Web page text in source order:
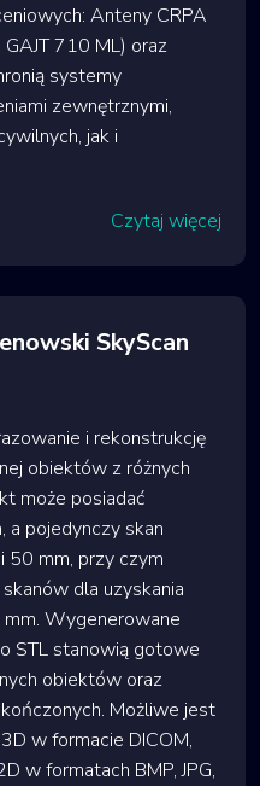
Anteny CRPA
710 ML) oraz
systemy
zewnętrznymi,
jak i
Czytaj więcej
SkyScan
i rekonstrukcję
obiektów z różnych
może posiadać
a pojedynczy skan
50 mm, przy czym
dla uzyskania
Wygenerowane
STL stanowią gotowe
obiektów oraz
Możliwe jest
w formacie DICOM,
w formatach BMP, JPG,